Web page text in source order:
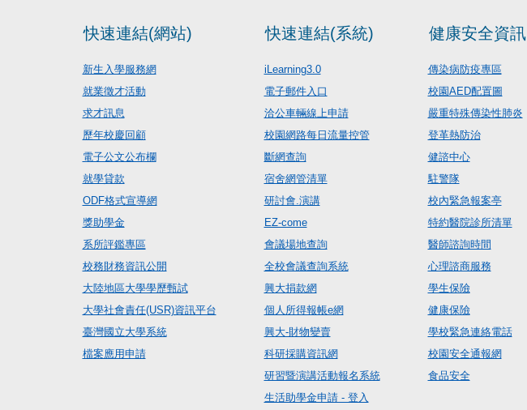
快速連結(網站)
新生入學服務網
就業徵才活動
求才訊息
歷年校慶回顧
電子公文公布欄
就學貸款
ODF格式宣導網
獎助學金
系所評鑑專區
校務財務資訊公開
大陸地區大學學歷甄試
大學社會責任(USR)資訊平台
臺灣國立大學系統
檔案應用申請
快速連結(系統)
iLearning3.0
電子郵件入口
洽公車輛線上申請
校園網路每日流量控管
斷網查詢
宿舍網管清單
研討會.演講
EZ-come
會議場地查詢
全校會議查詢系統
興大捐款網
個人所得報帳e網
興大-財物變賣
科研採購資訊網
研習暨演講活動報名系統
生活助學金申請 - 登入
健康安全資訊
傳染病防疫專區
校園AED配置圖
嚴重特殊傳染性肺炎
登革熱防治
健諮中心
駐警隊
校內緊急報案亭
特約醫院診所清單
醫師諮詢時間
心理諮商服務
學生保險
健康保險
學校緊急連絡電話
校園安全通報網
食品安全